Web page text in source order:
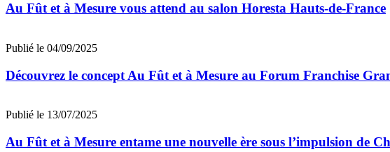
Au Fût et à Mesure vous attend au salon Horesta Hauts-de-France
Publié le 04/09/2025
Découvrez le concept Au Fût et à Mesure au Forum Franchise
Publié le 13/07/2025
Au Fût et à Mesure entame une nouvelle ère sous l’impulsion de